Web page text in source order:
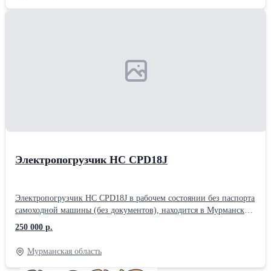
задач. В каталоге представлены уборочно-погрузочные,
работе. Расскажите нам о своих задачах - поможем подобрать
подходящую модель и комплектацию.
Электропогрузчик НC CPD18J
Электропогрузчик НC CPD18J в рабочем состоянии без паспорта
самоходной машины (без документов), находится в Мурманской
области г. Кировск. Электропогрузчик НC CPD18J в рабочем
состоянии без паспорта самоходной машины (без документов),
находится в Мурманской области г. Кировск.
250 000 р.
Мурманская область